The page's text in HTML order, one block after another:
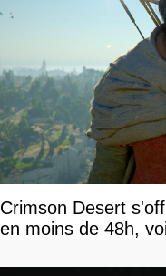
Crimson Desert
en moins de 48h,